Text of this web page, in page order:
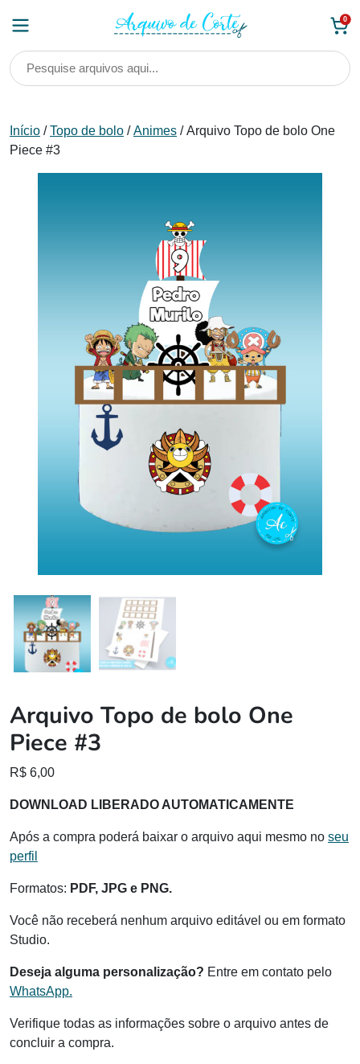
0
Início /Topo de bolo /Animes / Arquivo Topo de bolo One
Piece #3
Arquivo Topo de bolo One
Piece #3
R$ 6,00
DOWNLOAD LIBERADO AUTOMATICAMENTE
Após a compra poderá baixar o arquivo aqui mesmo no seu
perfil
Formatos: PDF, JPG e PNG.
Você não receberá nenhum arquivo editável ou em formato
Studio.
Deseja alguma personalização? Entre em contato pelo
WhatsApp.
Verifique todas as informações sobre o arquivo antes de
concluir a compra.